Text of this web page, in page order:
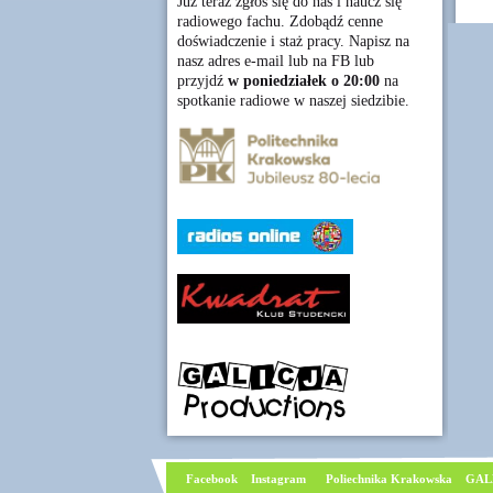
radiowego fachu. Zdobądź cenne
doświadczenie i staż pracy. Napisz na
nasz adres e-mail lub na FB lub
przyjdź w poniedziałek o 20:00na
spotkanie radiowe w naszej siedzibie.
Facebook Instagram Poliechnika Krakowska